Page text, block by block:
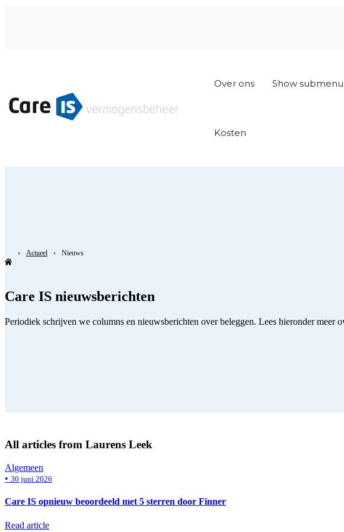
Over ons Show
Kosten
Actueel Nieuws
Care IS nieuwsberichten
Periodiek schrijven we columns en nieuwsberichten over beleggen. Lees hieronder meer
All articles from Laurens Leek
Algemeen
• 30 juni 2026
Care IS opnieuw beoordeeld met 5 sterren door Finner
Read article